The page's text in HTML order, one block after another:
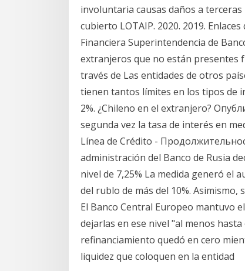
involuntaria causas daños a
cubierto LOTAIP. 2020. 2019.
Financiera Superintendencia de
extranjeros que no están presentes
través de Las entidades de otros
tienen tantos límites en los tipos de
2%. ¿Chileno en el extranjero?
segunda vez la tasa de interés en
Línea de Crédito -
administración del Banco de Rusia
nivel de 7,25% La medida generó el
del rublo de más del 10%. Asimismo,
El Banco Central Europeo mantuvo
dejarlas en ese nivel "al menos
refinanciamiento quedó en cero
liquidez que coloquen en la entidad